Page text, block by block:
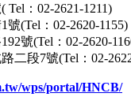
：02-2621-1211)
(Tel：02-2620-1155)
號(Tel：02-2620-
二段7號(Tel：02-
wps/portal/HNCB/